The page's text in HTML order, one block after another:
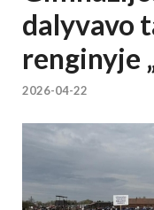
dalyvavo
renginyje
2026-04-22